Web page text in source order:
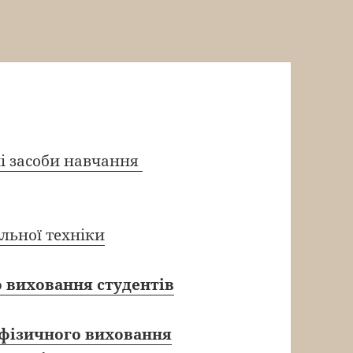
засоби навчання
техніки
виховання студентів
виховання